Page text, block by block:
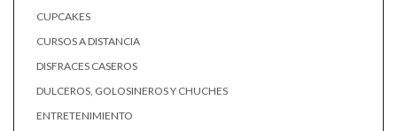
CUPCAKES
CURSOS A DISTANCIA
DISFRACES CASEROS
DULCEROS, GOLOSINEROS Y CHUCHES
ENTRETENIMIENTO